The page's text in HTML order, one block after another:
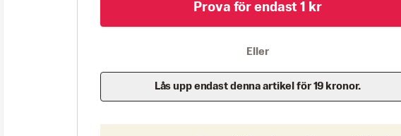
Prova för endast 1 kr
Eller
Lås upp endast denna artikel för 19 kronor.